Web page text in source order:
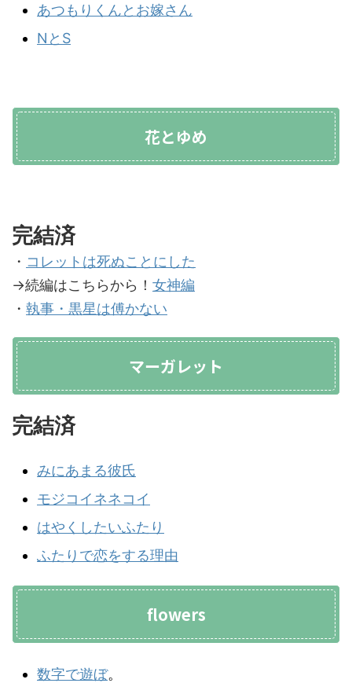
あつもりくんとお嫁さん
NとS
花とゆめ
完結済
・ コレットは死ぬことにした
→続編はこちらから！ 女神編
・ 執事・黒星は傅かない
マーガレット
完結済
みにあまる彼氏
モジコイネネコイ
はやくしたいふたり
ふたりで恋をする理由
flowers
数字で遊ぼ。